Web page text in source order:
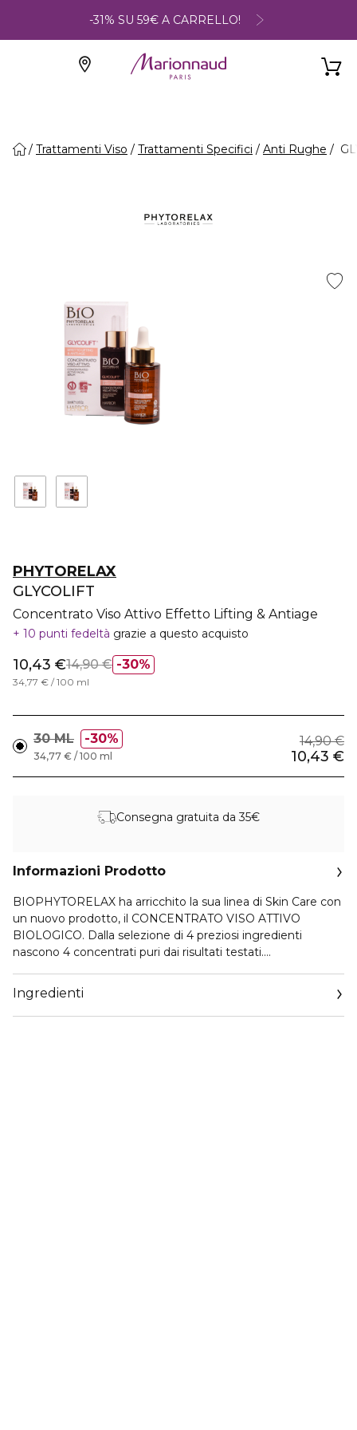
-31% SU 59€ A CARRELLO!
Trattamenti Viso Trattamenti Specifici Anti Rughe
PHYTORELAX
GLYCOLIFT
Concentrato Viso Attivo Effetto Lifting & Antiage
10 punti fedeltà grazie a questo acquisto
30%
10,43 €14,90 €
34,77 € / 100 ml
30 ML 30% 14,90 €
10,43 €
34,77 € / 100 ml
Consegna gratuita da 35€
Informazioni Prodotto
BIOPHYTORELAX ha arricchito la sua linea di Skin Care con
un nuovo prodotto, il CONCENTRATO VISO ATTIVO
BIOLOGICO. Dalla selezione di 4 preziosi ingredienti
nascono 4 concentrati puri dai risultati testati.
GLICOLYFT® è una miscela di zuccheri intelligenti con
proprietà combinate per dare alla pelle stanca sostegno e
tono a breve e lungo termine.
Ingredienti